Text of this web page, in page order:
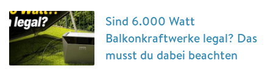
Sind 6.000 Watt
Balkonkraftwerke legal? Das
musst du dabei beachten